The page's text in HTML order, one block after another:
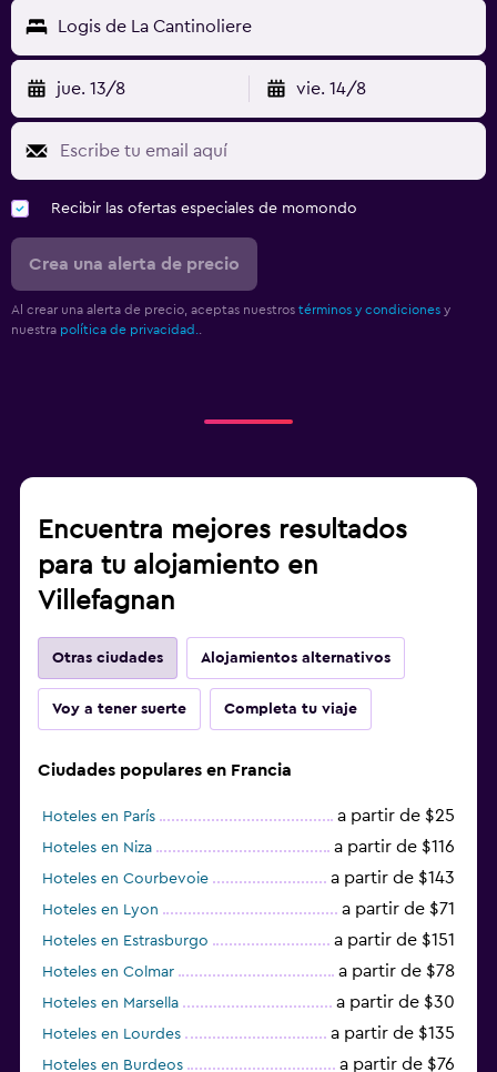
Logis de La Cantinoliere
jue. 13/8 vie. 14/8
Recibir las ofertas especiales de momondo
Crea una alerta de precio
Al crear una alerta de precio, aceptas nuestros términos y condiciones y
nuestra política de privacidad.
Encuentra mejores resultados
para tu alojamiento en
Villefagnan
Otras ciudades Alojamientos alternativos
Voy a tener suerte Completa tu viaje
Ciudades populares en Francia
Hoteles en París a partir de $25
Hoteles en Niza a partir de $116
Hoteles en Courbevoie a partir de $143
Hoteles en Lyon a partir de $71
Hoteles en Estrasburgo a partir de $151
Hoteles en Colmar a partir de $78
Hoteles en Marsella a partir de $30
Hoteles en Lourdes a partir de $135
Hoteles en Burdeos a partir de $76